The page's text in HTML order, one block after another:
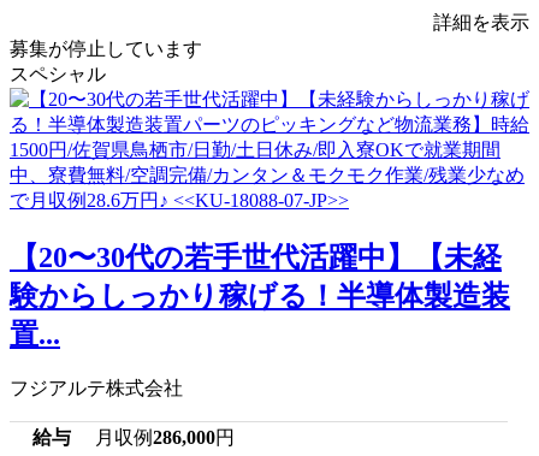
詳細を表示
募集が停止しています
スペシャル
【20〜30代の若手世代活躍中】【未経
験からしっかり稼げる！半導体製造装
置...
フジアルテ株式会社
給与 月収例286,000円